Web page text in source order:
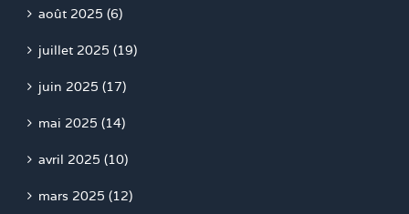
août 2025 (6)
juillet 2025 (19)
juin 2025 (17)
mai 2025 (14)
avril 2025 (10)
mars 2025 (12)